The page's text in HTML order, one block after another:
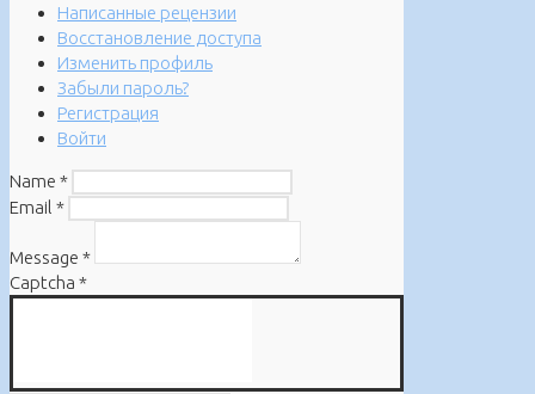
Написанные рецензии
Восстановление доступа
Изменить профиль
Забыли пароль?
Регистрация
Войти
Name *
Email *
Message *
Captcha *